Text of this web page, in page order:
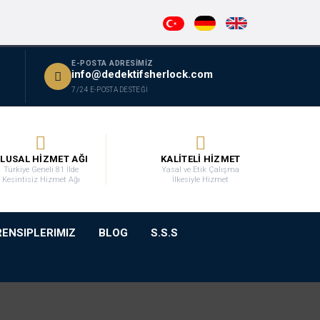
E-POSTA ADRESİMİZ
info@dedektifsherlock.com
7/24 E-POSTA DESTEĞİ
HİZMET AĞI
Türkiye Geneli 81 İlde
Kesintisiz Hizmet Ağı
KALİTELİ HİZMET
Yasal ve Etik Çalışma
İlkesiyle Hizmet
BLOG S.S.S